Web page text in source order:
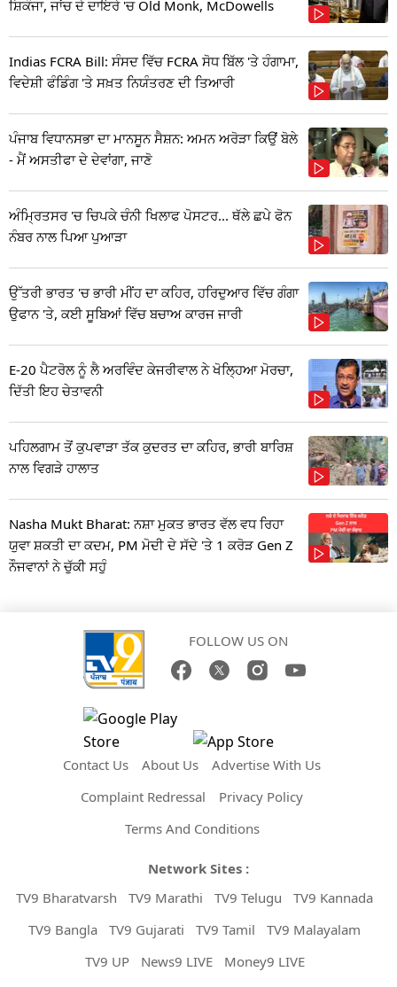
ਸ਼ਿਕੰਜਾ, ਜਾਂਚ ਦੇ ਦਾਇਰੇ 'ਚ Old Monk, McDowells
Indias FCRA Bill: ਸੰਸਦ ਵਿੱਚ FCRA ਸੋਧ ਬਿੱਲ 'ਤੇ ਹੰਗਾਮਾ,
ਵਿਦੇਸ਼ੀ ਫੰਡਿੰਗ 'ਤੇ ਸਖ਼ਤ ਨਿਯੰਤਰਣ ਦੀ ਤਿਆਰੀ
ਪੰਜਾਬ ਵਿਧਾਨਸਭਾ ਦਾ ਮਾਨਸੂਨ ਸੈਸ਼ਨ: ਅਮਨ ਅਰੋੜਾ ਕਿਉਂ ਬੋਲੇ
- ਮੈਂ ਅਸਤੀਫਾ ਦੇ ਦੇਵਾਂਗਾ, ਜਾਣੋ
ਅੰਮ੍ਰਿਤਸਰ 'ਚ ਚਿਪਕੇ ਚੰਨੀ ਖਿਲਾਫ ਪੋਸਟਰ... ਥੱਲੇ ਛਪੇ ਫੋਨ
ਨੰਬਰ ਨਾਲ ਪਿਆ ਪੁਆੜਾ
ਉੱਤਰੀ ਭਾਰਤ 'ਚ ਭਾਰੀ ਮੀਂਹ ਦਾ ਕਹਿਰ, ਹਰਿਦੁਆਰ ਵਿੱਚ ਗੰਗਾ
ਉਫਾਨ 'ਤੇ, ਕਈ ਸੂਬਿਆਂ ਵਿੱਚ ਬਚਾਅ ਕਾਰਜ ਜਾਰੀ
E-20 ਪੈਟਰੋਲ ਨੂੰ ਲੈ ਅਰਵਿੰਦ ਕੇਜਰੀਵਾਲ ਨੇ ਖੋਲ੍ਹਿਆ ਮੋਰਚਾ,
ਦਿੱਤੀ ਇਹ ਚੇਤਾਵਨੀ
ਪਹਿਲਗਾਮ ਤੋਂ ਕੁਪਵਾੜਾ ਤੱਕ ਕੁਦਰਤ ਦਾ ਕਹਿਰ, ਭਾਰੀ ਬਾਰਿਸ਼
ਨਾਲ ਵਿਗੜੇ ਹਾਲਾਤ
Nasha Mukt Bharat: ਨਸ਼ਾ ਮੁਕਤ ਭਾਰਤ ਵੱਲ ਵਧ ਰਿਹਾ
ਯੁਵਾ ਸ਼ਕਤੀ ਦਾ ਕਦਮ, PM ਮੋਦੀ ਦੇ ਸੱਦੇ 'ਤੇ 1 ਕਰੋੜ Gen Z
ਨੌਜਵਾਨਾਂ ਨੇ ਚੁੱਕੀ ਸਹੁੰ
FOLLOW US ON
Contact Us About Us
Advertise With Us
Complaint Redressal
Privacy Policy
Terms And Conditions
Network Sites :
TV9 Bharatvarsh
TV9 Marathi TV9 Telugu
TV9 Kannada
TV9 Bangla
TV9 Gujarati TV9 Tamil
TV9 Malayalam
TV9 UP
News9 LIVE Money9 LIVE